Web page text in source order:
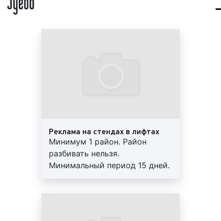
Indoor-реклама или реклама внутри помещений –
Реклама в лифтах является одним из ярких
представителей Индор-рекламы. Главным
достоинством indoor-рекламы является
возможность предложить товар или услугу заранее
Реклама на стендах в лифтах
Минимум 1 район. Район
разбивать нельзя.
Минимальный период 15 дней.